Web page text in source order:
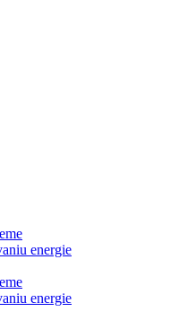
energie
energie